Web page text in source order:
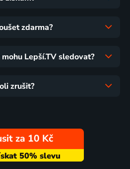
zdarma?
Lepší.TV sledovat?
zrušit?
za 10 Kč